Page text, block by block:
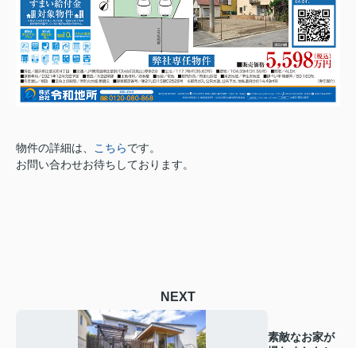
物件の詳細は、 こちらです。
お問い合わせお待ちしております。
NEXT
素敵なお家が